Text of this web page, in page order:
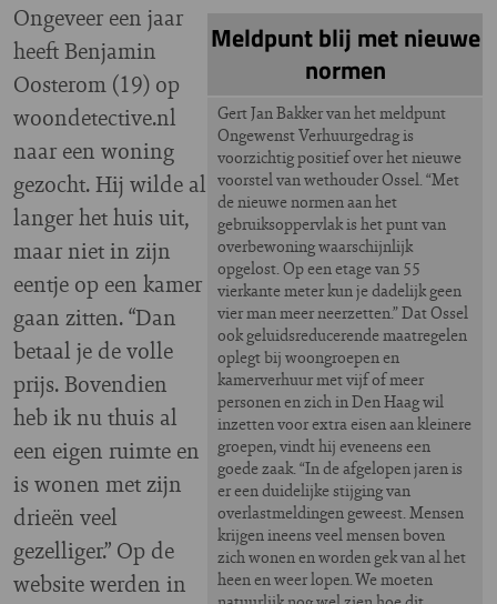
Meldpunt blij met nieuwe
normen
Gert Jan Bakker van het meldpunt
Ongewenst Verhuurgedrag is
voorzichtig positief over het nieuwe
voorstel van wethouder Ossel. “Met
de nieuwe normen aan het
gebruiksoppervlak is het punt van
overbewoning waarschijnlijk
opgelost. Op een etage van 55
vierkante meter kun je dadelijk geen
vier man meer neerzetten.” Dat Ossel
ook geluidsreducerende maatregelen
oplegt bij woongroepen en
kamerverhuur met vijf of meer
personen en zich in Den Haag wil
inzetten voor extra eisen aan kleinere
groepen, vindt hij eveneens een
goede zaak. “In de afgelopen jaren is
er een duidelijke stijging van
overlastmeldingen geweest. Mensen
krijgen ineens veel mensen boven
zich wonen en worden gek van al het
heen en weer lopen. We moeten
Ongeveer een jaar
heeft Benjamin
Oosterom (19) op
woondetective.nl
naar een woning
gezocht. Hij wilde al
langer het huis uit,
maar niet in zijn
eentje op een kamer
gaan zitten. “Dan
betaal je de volle
prijs. Bovendien
heb ik nu thuis al
een eigen ruimte en
is wonen met zijn
drieën veel
gezelliger.” Op de
website werden in